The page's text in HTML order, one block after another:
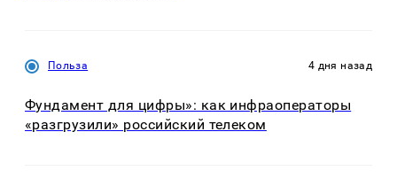
Польза 4 дня назад
Фундамент для цифры»: как инфраоператоры
«разгрузили» российский телеком